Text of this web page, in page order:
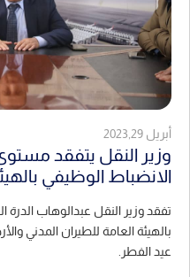
أبريل 2023,29
وزير النقل يتفقد
الانضباط الوظيفي
تفقد وزير النقل عبدالوهاب
بالهيئة العامة للطيران المدني
عيد الفطر.